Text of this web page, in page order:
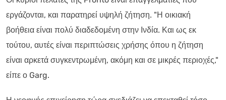
εργάζονται, και παρατηρεί υψηλή ζήτηση. "Η οικιακή
βοήθεια είναι πολύ διαδεδομένη στην Ινδία. Και ως εκ
τούτου, αυτές είναι περιπτώσεις χρήσης όπου η ζήτηση
είναι αρκετά συγκεντρωμένη, ακόμη και σε μικρές περιοχές,"
είπε ο Garg.